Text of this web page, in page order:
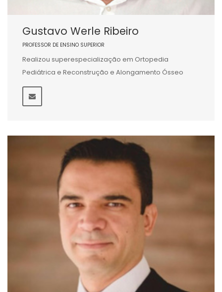
Gustavo Werle Ribeiro
PROFESSOR DE ENSINO SUPERIOR
Realizou superespecialização em Ortopedia
Pediátrica e Reconstrução e Alongamento Ósseo